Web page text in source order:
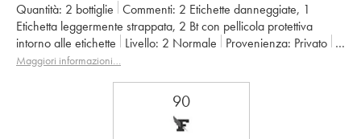
Quantità: 2 bottiglie Commenti: 2 Etichette danneggiate, 1
Etichetta leggermente strappata, 2 Bt con pellicola protettiva
intorno alle etichette
Livello: 2 Normale Provenienza:
privato
IVA detraibile:
no
Maggiori informazioni…
90